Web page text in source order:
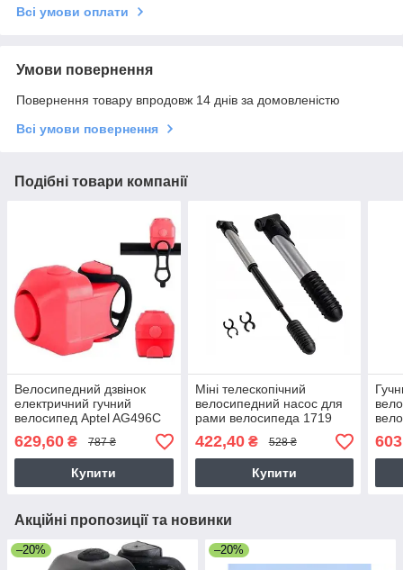
Всі умови оплати
Умови повернення
Повернення товару впродовж 14 днів за домовленістю
Всі умови повернення
Подібні товари компанії
Велосипедний дзвінок
електричний гучний
велосипед Aptel AG496C
629,60 ₴ 787 ₴
Купити
Міні телескопічний
велосипедний насос для
рами велосипеда 1719
422,40₴ 528 ₴
Купити
Акційні пропозиції та новинки
–20% –20%